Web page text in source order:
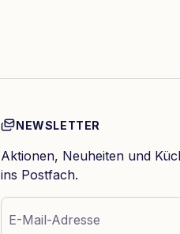
NEWSLETTER
Aktionen, Neuheiten und
ins Postfach.
E-Mail-Adresse